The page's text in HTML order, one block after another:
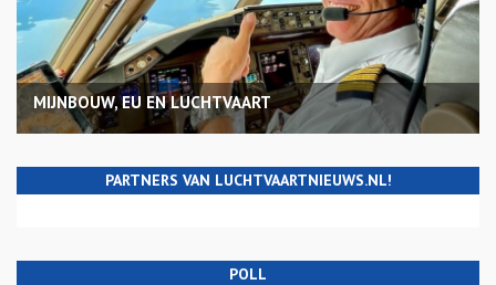
MIJNBOUW, EU EN LUCHTVAART
PARTNERS VAN LUCHTVAARTNIEUWS.NL!
POLL